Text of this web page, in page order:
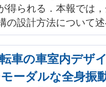
得られる．本報では
の設計方法について
車の車室内デザ
ーダルな全身振